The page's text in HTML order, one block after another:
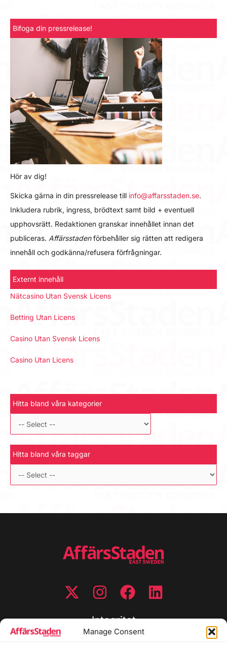
Manage Consent
Bifoga din pressrelease!
Hör av dig!
Skicka gärna in din pressrelease till info@affarsstaden.se.
Inkludera rubrik, ingress, brödtext samt bild + eventuell
upphovsrätt. Redaktionen granskar innehållet innan det
publiceras. Affärsstadenförbehåller sig rätten att redigera
innehåll och godkänna/refusera förfrågningar.
Externt innehåll
Nätcasino Utan Svensk Licens
Betting Utan Licens
Casino Utan Svensk Licens
Casino Utan Licens
Hitta bland våra kategorier
Hitta bland våra taggar
Integritet